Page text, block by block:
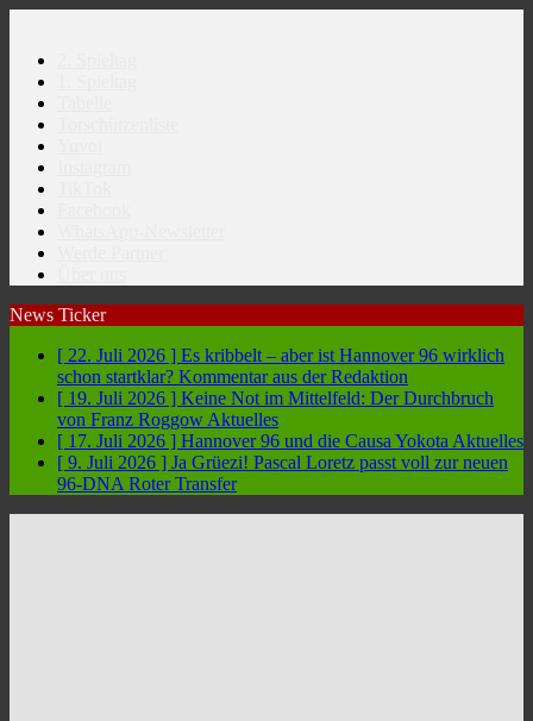
News Ticker
[ 22. Juli 2026 ] Es kribbelt – aber ist Hannover 96 wirklich
schon startklar? Kommentar aus der Redaktion
[ 19. Juli 2026 ] Keine Not im Mittelfeld: Der Durchbruch
von Franz Roggow Aktuelles
[ 17. Juli 2026 ] Hannover 96 und die Causa Yokota Aktuelles
[ 9. Juli 2026 ] Ja Grüezi! Pascal Loretz passt voll zur neuen
96-DNA Roter Transfer